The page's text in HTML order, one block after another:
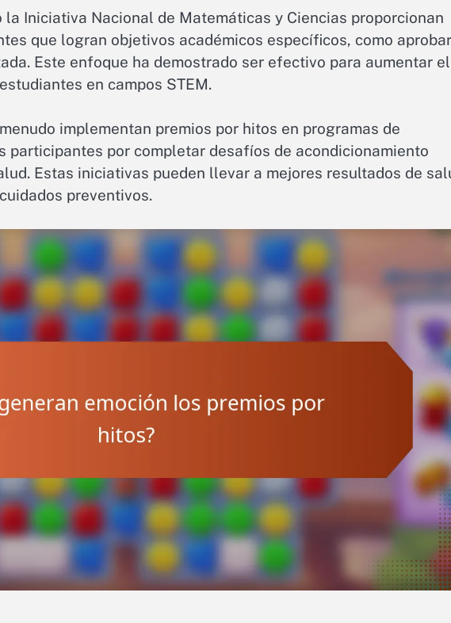
la Iniciativa Nacional de Matemáticas y Ciencias proporcionan
que logran objetivos académicos específicos, como aprobar
Este enfoque ha demostrado ser efectivo para aumentar el
en campos STEM.
implementan premios por hitos en programas de
participantes por completar desafíos de acondicionamiento
Estas iniciativas pueden llevar a mejores resultados de
preventivos.